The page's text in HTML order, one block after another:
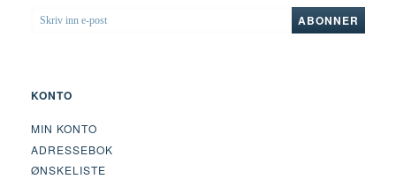
SKRIV
INN
ABONNER
KONTO
MIN KONTO
ADRESSEBOK
ØNSKELISTE